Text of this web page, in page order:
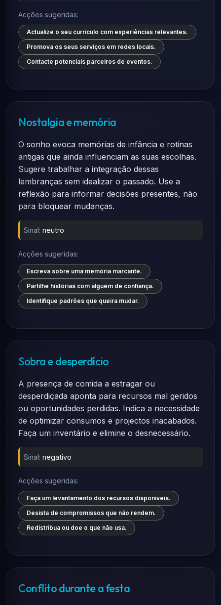
Acções sugeridas:
Actualize o seu currículo com experiências relevantes.
Promova os seus serviços em redes locais.
Contacte potenciais parceiros de eventos.
Nostalgia e memória
O sonho evoca memórias de infância e rotinas
antigas que ainda influenciam as suas escolhas.
Sugere trabalhar a integração dessas
lembranças sem idealizar o passado. Use a
reflexão para informar decisões presentes, não
para bloquear mudanças.
Sinal: neutro
Acções sugeridas:
Escreva sobre uma memória marcante.
Partilhe histórias com alguém de confiança.
Identifique padrões que queira mudar.
Sobra e desperdício
A presença de comida a estragar ou
desperdiçada aponta para recursos mal geridos
ou oportunidades perdidas. Indica a necessidade
de optimizar consumos e projectos inacabados.
Faça um inventário e elimine o desnecessário.
Sinal: negativo
Acções sugeridas:
Faça um levantamento dos recursos disponíveis.
Desista de compromissos que não rendem.
Redistribua ou doe o que não usa.
Conflito durante a festa